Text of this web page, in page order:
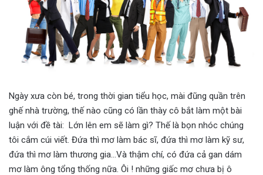
Ngày xưa còn bé, trong thời gian tiểu học, mài đũng quần trên
ghế nhà trường, thế nào cũng có lần thày cô bắt làm một bài
luận với đề tài: Lớn lên em sẽ làm gì? Thế là bọn nhóc chúng
tôi cắm cúi viết. Đứa thì mơ làm bác sĩ, đứa thì mơ làm kỹ sư,
đứa thì mơ làm thương gia…Và thậm chí, có đứa cả gan dám
mơ làm ông tổng thống nữa. Ôi ! những giấc mơ chưa bị ô